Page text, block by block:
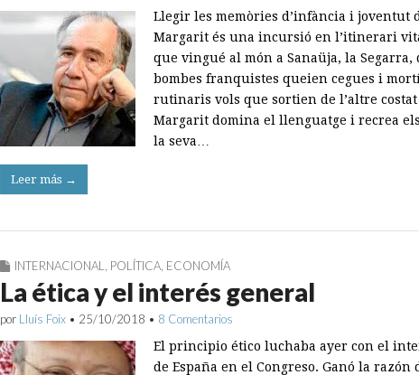
Llegir les memòries d’infància i joventut
Margarit és una incursió en l’itinerari
que vingué al món a Sanaüja, la Segarra,
bombes franquistes queien cegues i
rutinaris vols que sortien de l’altre costat
Margarit domina el llenguatge i recrea
la seva…
Leer más →
INTERNACIONAL POLÍTICA ECONOMÍA
La ética y el interés general
por Lluís Foix • 25/10/2018 • 8 Comentarios
El principio ético luchaba ayer con el
de España en el Congreso. Ganó la razón